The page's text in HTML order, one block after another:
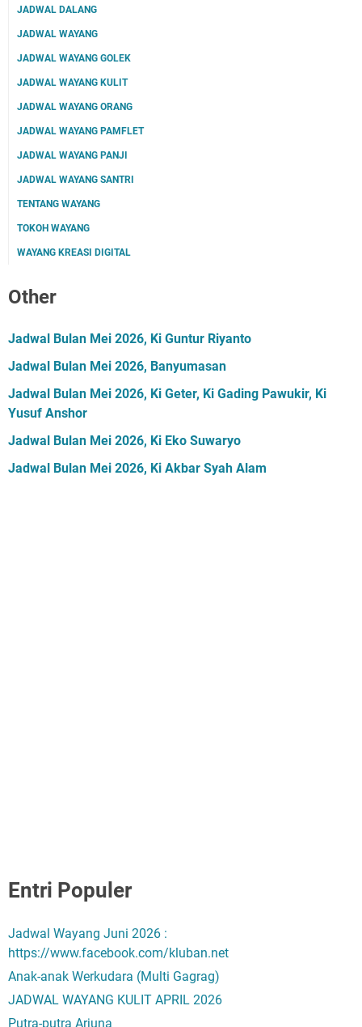
JADWAL DALANG
JADWAL WAYANG
JADWAL WAYANG GOLEK
JADWAL WAYANG KULIT
JADWAL WAYANG ORANG
JADWAL WAYANG PAMFLET
JADWAL WAYANG PANJI
JADWAL WAYANG SANTRI
TENTANG WAYANG
TOKOH WAYANG
WAYANG KREASI DIGITAL
Other
Jadwal Bulan Mei 2026, Ki Guntur Riyanto
Jadwal Bulan Mei 2026, Banyumasan
Jadwal Bulan Mei 2026, Ki Geter, Ki Gading Pawukir, Ki
Yusuf Anshor
Jadwal Bulan Mei 2026, Ki Eko Suwaryo
Jadwal Bulan Mei 2026, Ki Akbar Syah Alam
Entri Populer
Jadwal Wayang Juni 2026 :
https://www.facebook.com/kluban.net
Anak-anak Werkudara (Multi Gagrag)
JADWAL WAYANG KULIT APRIL 2026
Putra-putra Arjuna